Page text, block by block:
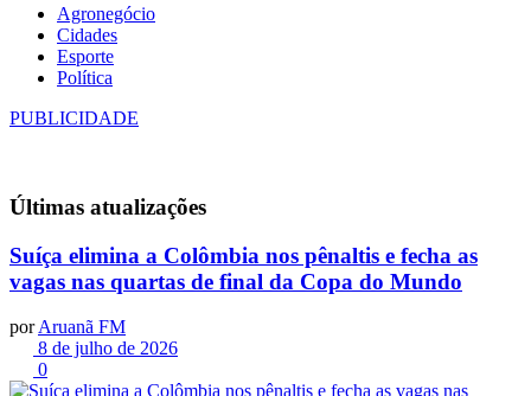
Agronegócio
Cidades
Esporte
Política
PUBLICIDADE
Últimas atualizações
Suíça elimina a Colômbia nos pênaltis e fecha as
vagas nas quartas de final da Copa do Mundo
porAruanã FM
8 de julho de 2026
0